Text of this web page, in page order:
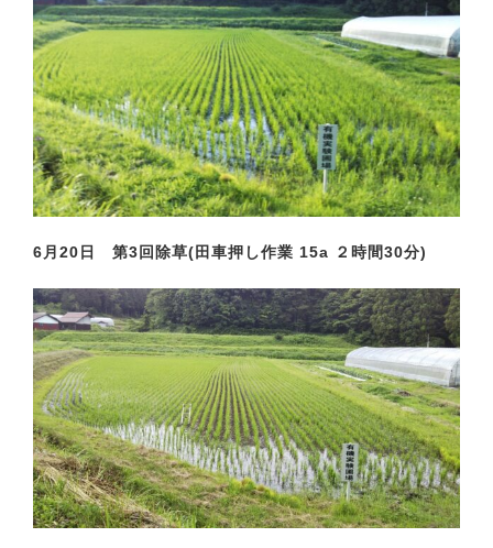
6月20日 第3回除草(田車押し作業 15a ２時間30分)